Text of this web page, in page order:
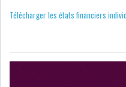
Télécharger les états financiers